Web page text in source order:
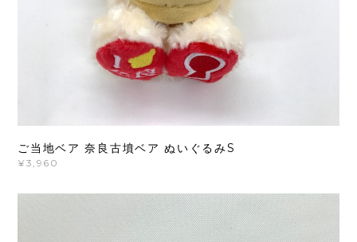
ご当地ベア 奈良古墳ベア ぬいぐるみS
¥3,960